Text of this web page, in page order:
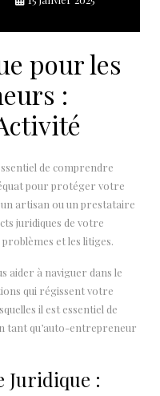
pour les
:
de comprendre
pour protéger votre
artisan ou un prestataire
juridiques de votre
et les litiges.
aider à naviguer dans le
qui régissent votre
il est essentiel de
tant qu’auto-entrepreneur
Juridique :